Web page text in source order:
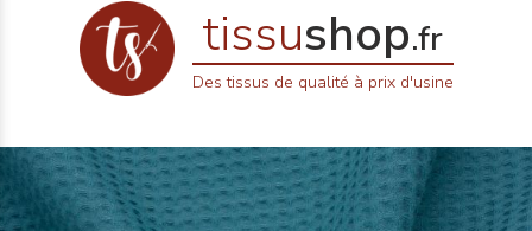
tissushop.fr
Des tissus de qualité à prix d'usine